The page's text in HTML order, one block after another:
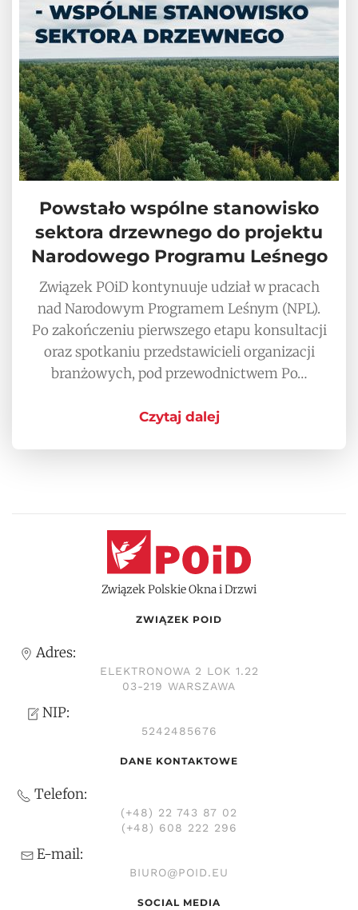
Powstało wspólne stanowisko
sektora drzewnego do projektu
Narodowego Programu Leśnego
Związek POiD kontynuuje udział w pracach
nad Narodowym Programem Leśnym (NPL).
Po zakończeniu pierwszego etapu konsultacji
oraz spotkaniu przedstawicieli organizacji
branżowych, pod przewodnictwem Po…
Czytaj dalej
Związek Polskie Okna i Drzwi
ZWIĄZEK POID
Adres:
ELEKTRONOWA 2 LOK 1.22
03-219 WARSZAWA
NIP:
5242485676
DANE KONTAKTOWE
Telefon:
(+48) 22 743 87 02
(+48) 608 222 296
E-mail:
BIURO@POID.EU
SOCIAL MEDIA